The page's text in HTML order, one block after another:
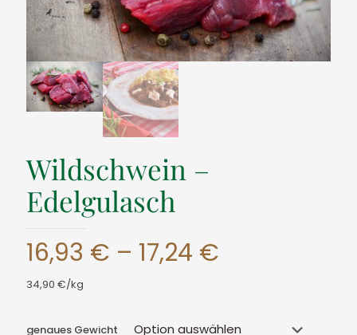
Wildschwein –
Edelgulasch
16,93 € – 17,24 €
17,24 €
34,90 €/kg
genaues Gewicht